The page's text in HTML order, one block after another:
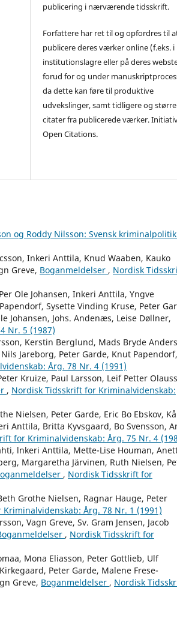
publicering i nærværende tidsskrift.
Forfattere har ret til og opfordres til
publicere deres værker online (f.eks. i
institutionslagre eller på deres
forud for og under
da dette kan føre til produktive
udvekslinger, samt tidligere og større
citater fra publicerede værker.
Open Citations.
og Roddy Nilsson: Svensk kriminalpolitik
Inkeri Anttila, Knud Waaben, Kauko
Greve, Boganmeldelser , Nordisk
Ole Johansen, Inkeri Anttila, Yngve
Sysette Vinding Kruse, Peter
Johansen, Johs. Andenæs, Leise Døllner,
Nr. 5 (1987)
Kerstin Berglund, Mads Bryde
Jareborg, Peter Garde, Knut Papendorf,
Årg. 78 Nr. 4 (1991)
Kruize, Paul Larsson, Leif Petter
, Nordisk Tidsskrift for Kriminalvidenskab:
Nielsen, Peter Garde, Eric Bo Ebskov,
Anttila, Britta Kyvsgaard, Bo Svensson,
for Kriminalvidenskab: Årg. 75 Nr. 4
lnkeri Anttila, Mette-Lise Houman,
Margaretha Järvinen, Ruth Nielsen,
, Nordisk Tidsskrift for
Grothe Nielsen, Ragnar Hauge, Peter
Årg. 78 Nr. 1 (1991)
Vagn Greve, Sv. Gram Jensen, Jacob
, Nordisk Tidsskrift for
Mona Eliasson, Peter Gottlieb, Ulf
Peter Garde, Malene Frese-
Greve, Boganmeldelser , Nordisk